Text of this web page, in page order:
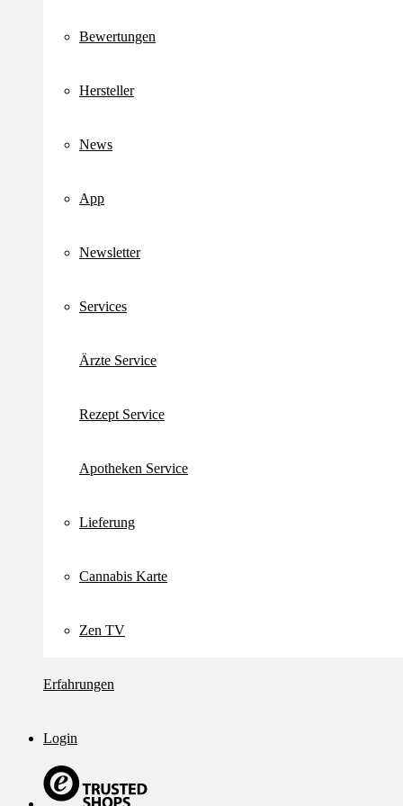
Bewertungen
Hersteller
News
App
Newsletter
Services
Ärzte Service
Rezept Service
Apotheken Service
Lieferung
Cannabis Karte
Zen TV
Erfahrungen
Login